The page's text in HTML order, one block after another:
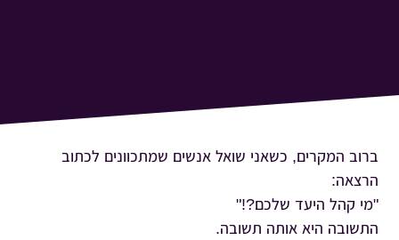
ברוב המקרים, כשאני שואל אנשים שמתכוונים לכתוב
הרצאה:
"מי קהל היעד שלכם?!"
התשובה היא אותה תשובה.